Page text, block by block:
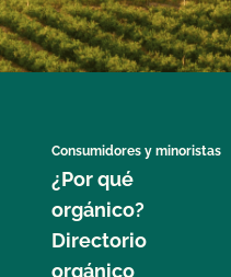
Consumidores y minoristas
¿Por qué
orgánico?
Directorio
orgánico